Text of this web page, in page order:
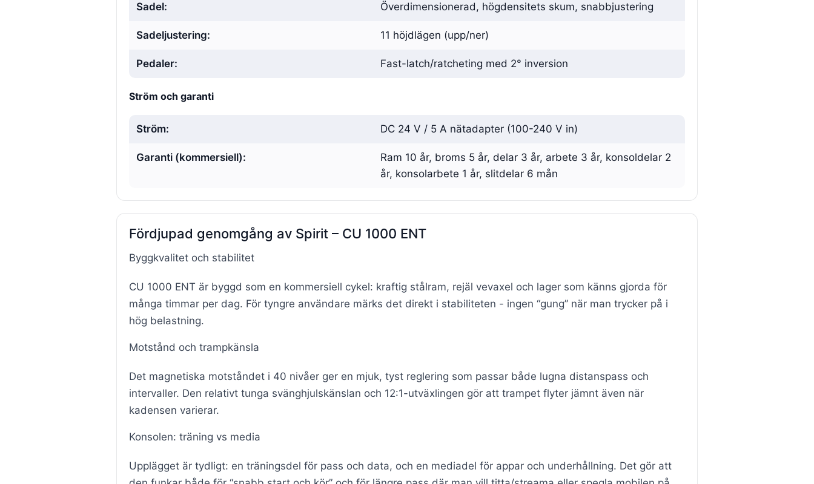
Sadel: Överdimensionerad, högdensitets skum, snabbjustering
Sadeljustering: 11 höjdlägen (upp/ner)
Pedaler: Fast-latch/ratcheting med 2° inversion
Ström och garanti
Ström: DC 24 V / 5 A nätadapter (100-240 V in)
Garanti (kommersiell):
Ram 10 år, broms 5 år, delar 3 år, arbete 3 år, konsoldelar 2
år, konsolarbete 1 år, slitdelar 6 mån
Fördjupad genomgång av Spirit – CU 1000 ENT
Byggkvalitet och stabilitet
CU 1000 ENT är byggd som en kommersiell cykel: kraftig stålram, rejäl vevaxel och lager som känns gjorda för
många timmar per dag. För tyngre användare märks det direkt i stabiliteten - ingen “gung” när man trycker på i
hög belastning.
Motstånd och trampkänsla
Det magnetiska motståndet i 40 nivåer ger en mjuk, tyst reglering som passar både lugna distanspass och
intervaller. Den relativt tunga svänghjulskänslan och 12:1-utväxlingen gör att trampet flyter jämnt även när
kadensen varierar.
Konsolen: träning vs media
Upplägget är tydligt: en träningsdel för pass och data, och en mediadel för appar och underhållning. Det gör att